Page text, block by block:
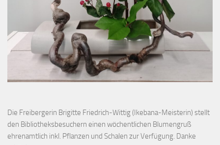
Die Freibergerin Brigitte Friedrich-Wittig (Ikebana-Meisterin) stellt
den Bibliotheksbesuchern einen wöchentlichen Blumengruß
ehrenamtlich inkl. Pflanzen und Schalen zur Verfügung. Danke